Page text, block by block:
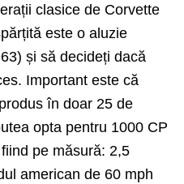
clasice de Corvette
este o aluzie
și să decideți dacă
Important este că
în doar 25 de
opta pentru 1000 CP
pe măsură: 2,5
american de 60 mph